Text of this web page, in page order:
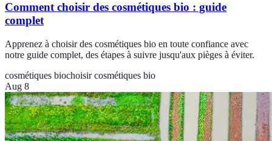
Comment choisir des cosmétiques bio : guide
complet
Apprenez à choisir des cosmétiques bio en toute confiance avec
notre guide complet, des étapes à suivre jusqu'aux pièges à éviter.
cosmétiques biochoisir cosmétiques bio
Aug 8